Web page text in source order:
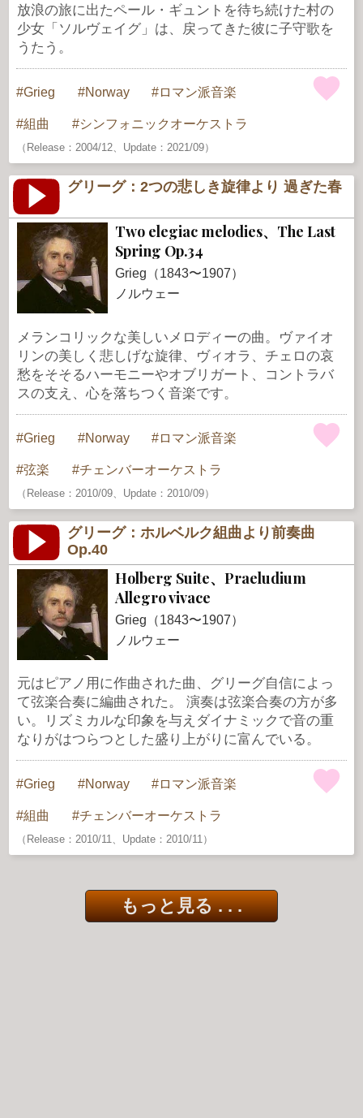
放浪の旅に出たペール・ギュントを待ち続けた村の
少女「ソルヴェイグ」は、戻ってきた彼に子守歌を
うたう。
Grieg Norway ロマン派音楽
組曲 シンフォニックオーケストラ
（Release：2004/12、Update：2021/09）
グリーグ：2つの悲しき旋律より 過ぎた春
Two elegiac melodies、The Last
Spring Op.34
Grieg（1843〜1907）
ノルウェー
メランコリックな美しいメロディーの曲。ヴァイオ
リンの美しく悲しげな旋律、ヴィオラ、チェロの哀
愁をそそるハーモニーやオブリガート、コントラバ
スの支え、心を落ちつく音楽です。
Grieg Norway ロマン派音楽
弦楽 チェンバーオーケストラ
（Release：2010/09、Update：2010/09）
グリーグ：ホルベルク組曲より前奏曲
Op.40
Holberg Suite、Praeludium
Allegro vivace
Grieg（1843〜1907）
ノルウェー
元はピアノ用に作曲された曲、グリーグ自信によっ
て弦楽合奏に編曲された。 演奏は弦楽合奏の方が多
い。リズミカルな印象を与えダイナミックで音の重
なりがはつらつとした盛り上がりに富んでいる。
Grieg Norway ロマン派音楽
組曲 チェンバーオーケストラ
（Release：2010/11、Update：2010/11）
もっと見る . . .